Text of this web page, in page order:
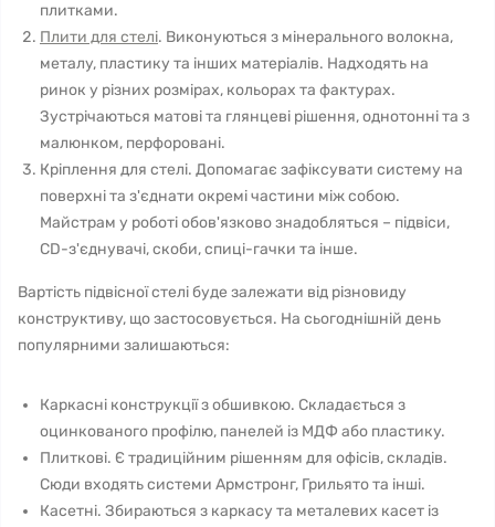
плитками.
Плити для стелі. Виконуються з мінерального волокна,
металу, пластику та інших матеріалів. Надходять на
ринок у різних розмірах, кольорах та фактурах.
Зустрічаються матові та глянцеві рішення, однотонні та з
малюнком, перфоровані.
Кріплення для стелі. Допомагає зафіксувати систему на
поверхні та з'єднати окремі частини між собою.
Майстрам у роботі обов'язково знадобляться – підвіси,
CD-з'єднувачі, скоби, спиці-гачки та інше.
Вартість підвісної стелі буде залежати від різновиду
конструктиву, що застосовується. На сьогоднішній день
популярними залишаються:
Каркасні конструкції з обшивкою. Складається з
оцинкованого профілю, панелей із МДФ або пластику.
Плиткові. Є традиційним рішенням для офісів, складів.
Сюди входять системи Армстронг, Грильято та інші.
Касетні. Збираються з каркасу та металевих касет із